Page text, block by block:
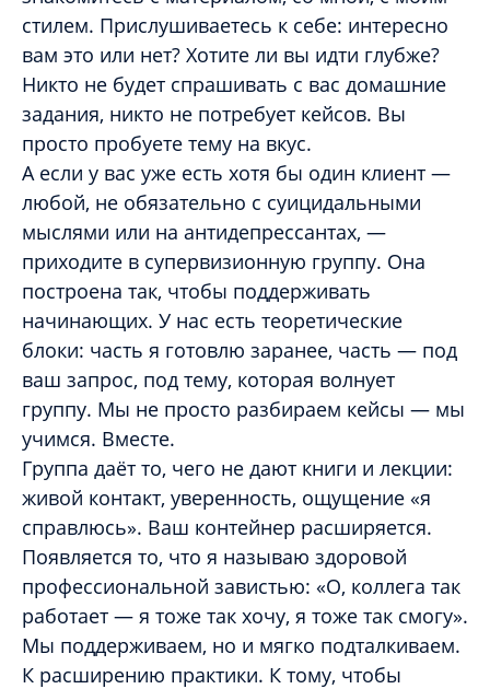
стилем. Прислушиваетесь к себе: интересно
вам это или нет? Хотите ли вы идти глубже?
Никто не будет спрашивать с вас домашние
задания, никто не потребует кейсов. Вы
просто пробуете тему на вкус.
А если у вас уже есть хотя бы один клиент —
любой, не обязательно с суицидальными
мыслями или на антидепрессантах, —
приходите в супервизионную группу. Она
построена так, чтобы поддерживать
начинающих. У нас есть теоретические
блоки: часть я готовлю заранее, часть — под
ваш запрос, под тему, которая волнует
группу. Мы не просто разбираем кейсы — мы
учимся. Вместе.
Группа даёт то, чего не дают книги и лекции:
живой контакт, уверенность, ощущение «я
справлюсь». Ваш контейнер расширяется.
Появляется то, что я называю здоровой
профессиональной завистью: «О, коллега так
работает — я тоже так хочу, я тоже так смогу».
Мы поддерживаем, но и мягко подталкиваем.
К расширению практики. К тому, чтобы